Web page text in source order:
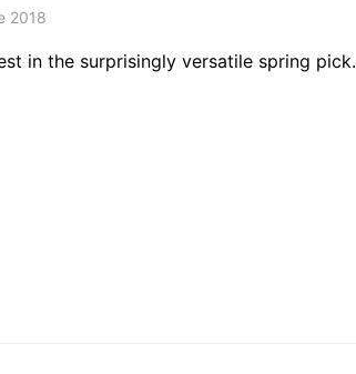
2018
in the surprisingly versatile spring pick.